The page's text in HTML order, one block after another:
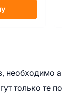
необходимо
только те